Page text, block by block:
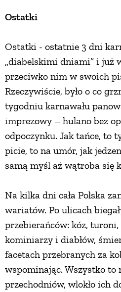
Ostatki
Ostatki - ostatnie 3 dni
„diabelskimi dniami” i już
przeciwko nim w swoich
Rzeczywiście, było o co
tygodniu karnawału
imprezowy – hulano bez
odpoczynku. Jak tańce, to
picie, to na umór, jak
samą myśl aż wątroba się
Na kilka dni cała Polska
wariatów. Po ulicach
przebierańców: kóz,
kominiarzy i diabłów,
facetach przebranych za
wspominając. Wszystko to
przechodniów, wlokło ich